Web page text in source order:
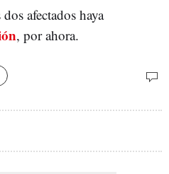
afectados haya
, por ahora.